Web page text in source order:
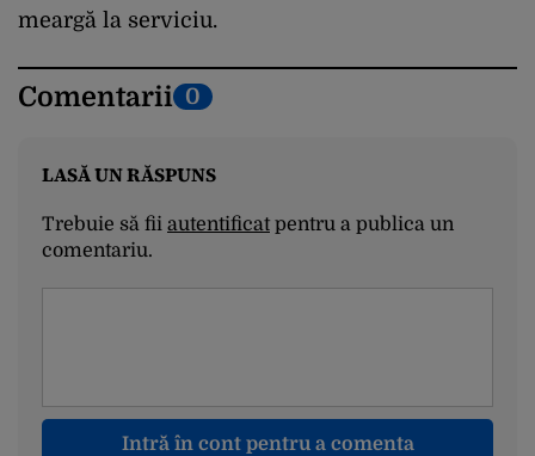
meargă la serviciu.
Comentarii 0
LASĂ UN RĂSPUNS
Trebuie să fii autentificatpentru a publica un
comentariu.
Intră în cont pentru a comenta